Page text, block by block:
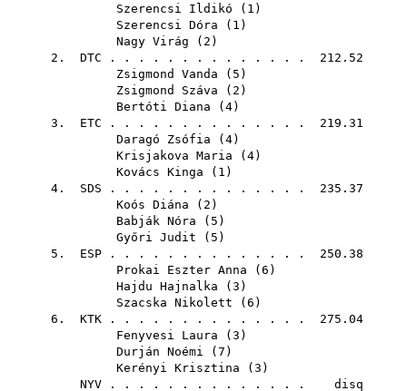
Szerencsi Ildikó ( 1 )
Szerencsi Dóra ( 1 )
Nagy Virág ( 2 )
2. DTC . . . . . . . . . . . . . . 212.52
Zsigmond Vanda ( 5 )
Zsigmond Száva ( 2 )
Bertóti Diana ( 4)
3. ETC . . . . . . . . . . . . . . 219.31
Daragó Zsófia ( 4)
Krisjakova Maria ( 4)
Kovács Kinga ( 1 )
4. SDS . . . . . . . . . . . . . . 235.37
Koós Diána ( 2 )
Babják Nóra ( 5 )
Győri Judit ( 5 )
5. ESP . . . . . . . . . . . . . . 250.38
Prokai Eszter Anna ( 6 )
Hajdu Hajnalka ( 3 )
Szacska Nikolett ( 6 )
6. KTK . . . . . . . . . . . . . . 275.04
Fenyvesi Laura ( 3 )
Durján Noémi ( 7 )
Kerényi Krisztina ( 3 )
NYV . . . . . . . . . . . . . . disq